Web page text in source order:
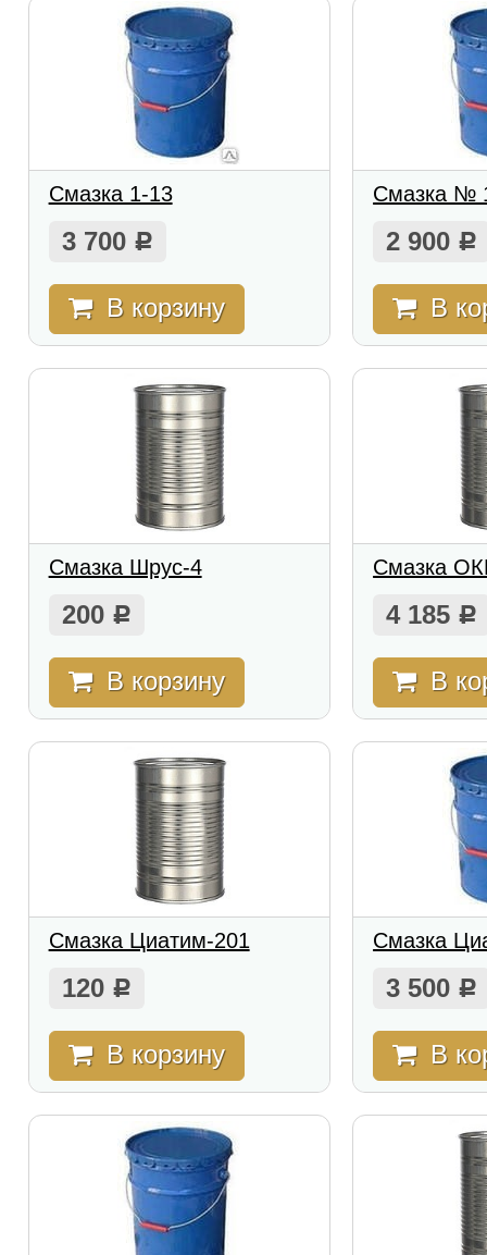
Смазка 1-13
3 700 Р
В корзину
Смазка №
2 900 Р
В
Смазка Шрус-4
200 Р
В корзину
Смазка
4 185 Р
В
Смазка Циатим-201
120 Р
В корзину
Смазка
3 500 Р
В